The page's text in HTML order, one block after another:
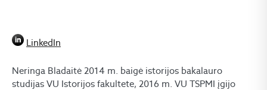
LinkedIn
Neringa Bladaitė 2014 m. baigė istorijos bakalauro
studijas VU Istorijos fakultete, 2016 m. VU TSPMI įgijo